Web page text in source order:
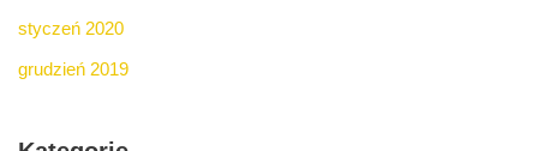
styczeń 2020
grudzień 2019